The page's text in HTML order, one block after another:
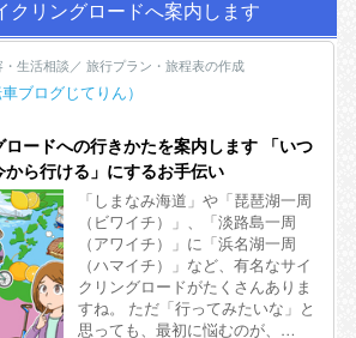
クリングロードへ案内します